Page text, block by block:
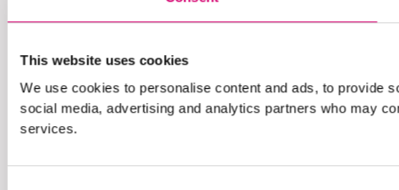
This website uses cookies
We use cookies to personalise content and ads, to provide
social media, advertising and analytics partners who may
services.